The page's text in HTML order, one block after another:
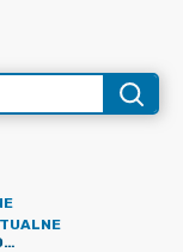
ZAPYTANIE OFERTOWE NA PRZEPROWADZENIE PRAC KONSERWATORSKICH/ RESTAURATORSKICH/ ROBÓT BUDOWLANYCH W RAMACH ZADANIA PN. „PRACE KONSERWATORSKIE W ZAKRESIE RENOWACJI ELEWACJI FRONTOWEJ KOŚCIOŁA PW. NAJŚWIĘTSZEJ MARYI PANNY KRÓLOWEJ POLSKI W BRZOZIE- ETAP II”